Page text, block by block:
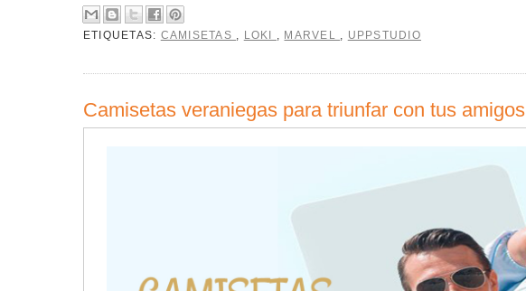
ETIQUETAS: CAMISETAS , LOKI , MARVEL , UPPSTUDIO
Camisetas veraniegas para triunfar con tus amigos